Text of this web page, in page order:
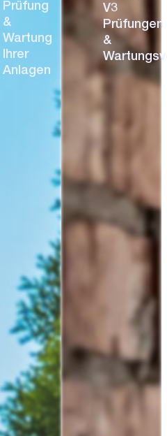
Prüfung
&
Wartung
Ihrer
Anlagen
V3
Prüfungen
&